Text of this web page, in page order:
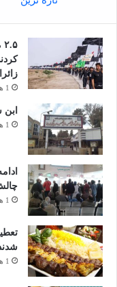
1 هفته پیش
1 هفته پیش
1 هفته پیش
1 هفته پیش